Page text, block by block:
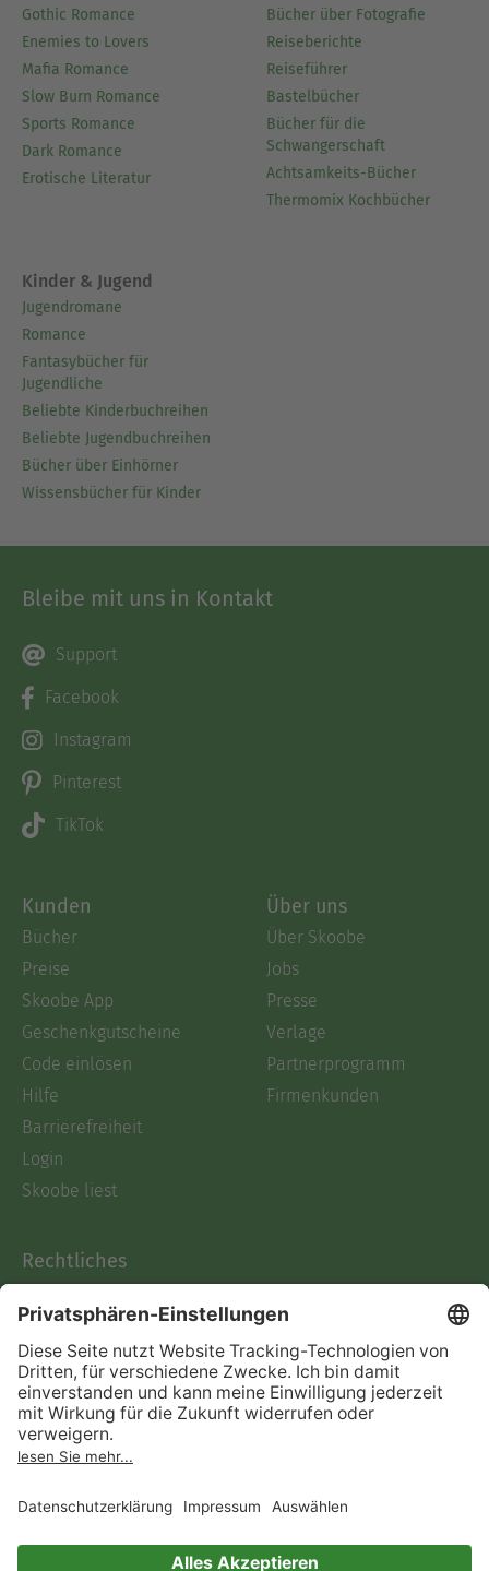
Gothic Romance
Enemies to Lovers
Mafia Romance
Slow Burn Romance
Sports Romance
Dark Romance
Erotische Literatur
Bücher über Fotografie
Reiseberichte
Reiseführer
Bastelbücher
Bücher für die
Schwangerschaft
Achtsamkeits-Bücher
Thermomix Kochbücher
Kinder & Jugend
Jugendromane
Romance
Fantasybücher für
Jugendliche
Beliebte Kinderbuchreihen
Beliebte Jugendbuchreihen
Bücher über Einhörner
Wissensbücher für Kinder
Bleibe mit uns in Kontakt
Support
Facebook
Instagram
Pinterest
TikTok
Kunden
Bücher
Preise
Skoobe App
Geschenkgutscheine
Code einlösen
Hilfe
Barrierefreiheit
Login
Skoobe liest
Über uns
Über Skoobe
Jobs
Presse
Verlage
Partnerprogramm
Firmenkunden
Rechtliches
AGB
Informationen nach Data
Act
Verträge hier kündigen
Impressum